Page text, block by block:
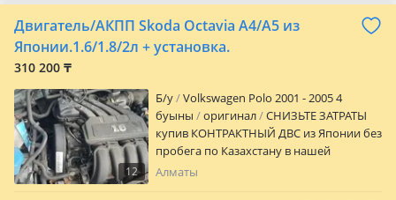
6Q0820808B, 6Q0820808C, 6Q0820808D,
6Q0820808E, 6Q0820808F, 6Q0820808FX,
6Q0820808G, 6Q0820808GX, 6Q8820803P,
8Q0820803R, 8Z0260805, 8Z0260805A,
8Z0260808A, 6Q0820803GX, 6Q0820808FX,
6Q0820808GX, DCP02007, DCP27001,
DCP27002, DCP32005, DCP32020 *
Работаем с регионами. * Оплата при
Двигатель/АКПП Skoda Octavia A4/A5 из
Японии.1.6/1.8/2л + установка.
310 200 ₸
12
Б/y
Volkswagen Polo 2001 - 2005 4
буыны
оригинал
СНИЗЬТЕ ЗАТРАТЫ
купив КОНТРАКТНЫЙ ДВС из Японии без
пробега по Казахстану в нашей
компании AvtoStart: — Установим
Алматы